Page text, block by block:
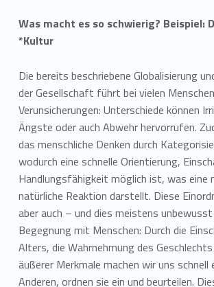
Was macht es so schwierig? Beispiel:
*Kultur
Die bereits beschriebene Globalisierung
der Gesellschaft führt bei vielen
Verunsicherungen: Unterschiede können
Ängste oder auch Abwehr hervorrufen.
das menschliche Denken durch
wodurch eine schnelle Orientierung,
Handlungsfähigkeit möglich ist, was eine
natürliche Reaktion darstellt. Diese
aber auch – und dies meistens
Begegnung mit Menschen: Durch die
Alters, die Wahrnehmung des
äußerer Merkmale machen wir uns schnell
Anderen, ordnen sie ein und beurteilen.